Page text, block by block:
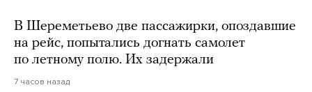
В Шереметьево две пассажирки, опоздавшие
на рейс, попытались догнать самолет
по летному полю. Их задержали
7 часов назад